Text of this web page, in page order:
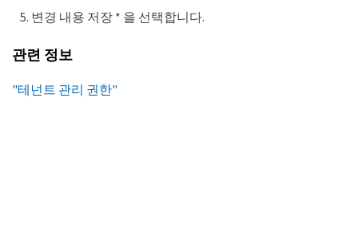
변경 내용 저장 * 을 선택합니다.
관련 정보
"테넌트 관리 권한"